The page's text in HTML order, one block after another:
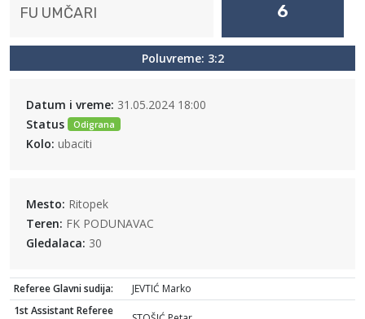
FU UMČARI 6
Poluvreme: 3:2
Datum i vreme: 31.05.2024 18:00
Status
Odigrana
Kolo: ubaciti
Mesto: Ritopek
Teren: FK PODUNAVAC
Gledalaca: 30
Referee Glavni sudija:
JEVTIĆ Marko
1st Assistant Referee